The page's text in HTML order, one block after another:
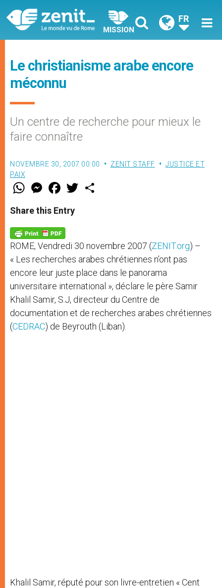
MISSION
FR
Le christianisme arabe encore
méconnu
Un centre de recherche pour mieux le
faire connaître
NOVEMBRE 30, 2007 00:00 ZENIT STAFF
JUSTICE ET
PAIX
W
t
s
p
p
M
e
s
e
g
e
r
F
a
e
b
o
k
w
Share this Entry
ROME, Vendredi 30 novembre 2007 (ZENIT.org) –
« Les recherches arabes chrétiennes n’ont pas
encore leur juste place dans le panorama
universitaire international », déclare le père Samir
Khalil Samir, S.J, directeur du Centre de
documentation et de recherches arabes chrétiennes
(CEDRAC) de Beyrouth (Liban).
Khalil Samir, réputé pour son livre-entretien « Cent